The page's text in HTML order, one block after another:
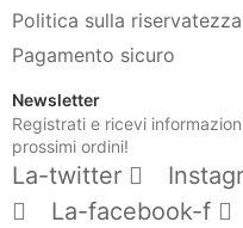
Politica sulla riservatezza
Pagamento sicuro
Newsletter
Registrati e ricevi
prossimi ordini!
La-twitter
La-facebook-f